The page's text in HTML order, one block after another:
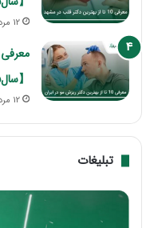
12 مرداد 1405
معرفی 10 تا از بهترین دکتر ریزش مو در ایران
【سال1405】
12 مرداد 1405
تبلیغات